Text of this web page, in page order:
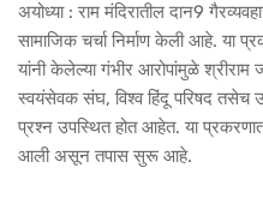
अयोध्या : राम मंदिरातील दान9
सामाजिक चर्चा निर्माण केली आहे. या
यांनी केलेल्या गंभीर आरोपांमुळे श्रीराम
स्वयंसेवक संघ, विश्व हिंदू परिषद तसेच
प्रश्न उपस्थित होत आहेत. या
आली असून तपास सुरू आहे.